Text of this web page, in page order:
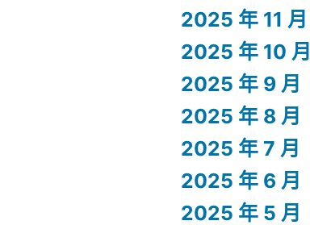
2025 年 11 月
2025 年 10 月
2025 年 9 月
2025 年 8 月
2025 年 7 月
2025 年 6 月
2025 年 5 月